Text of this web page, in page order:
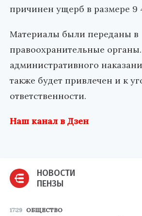
причинен ущерб в размере 9
Материалы были переданы в
правоохранительные
административного
также будет привлечен и к
ответственности.
Наш канал в Дзен
НОВОСТИ
ПЕНЗЫ
17:29 ОБЩЕСТВО